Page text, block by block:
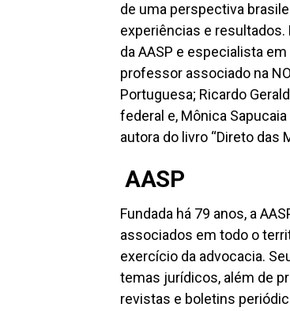
de uma perspectiva
experiências e resultados.
da AASP e especialista
professor associado na
Portuguesa; Ricardo
federal e, Mônica
autora do livro “Direto das
AASP
Fundada há 79 anos, a
associados em todo o
exercício da advocacia.
temas jurídicos, além de
revistas e boletins